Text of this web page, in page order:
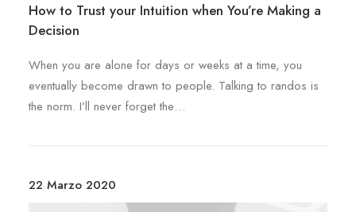
How to Trust your Intuition when You’re Making a
Decision
When you are alone for days or weeks at a time, you
eventually become drawn to people. Talking to randos is
the norm. I’ll never forget the…
22 Marzo 2020